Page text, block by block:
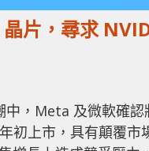
片，尋求
，Meta 及微軟確
初上市，具有顛覆市